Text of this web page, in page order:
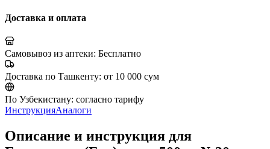
Доставка и оплата
Самовывоз из аптеки: Бесплатно
Доставка по Ташкенту: от 10 000 сум
По Узбекистану: согласно тарифу
ИнструкцияАналоги
Описание и инструкция для